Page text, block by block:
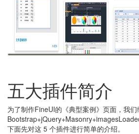
五大插件简介
为了制作FineUI的《典型案例》页面，我们
下面先对这 5 个插件进行简单的介绍。